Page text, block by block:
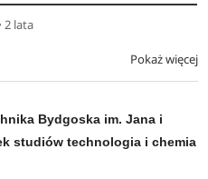
2 lata
Pokaż więcej
Bydgoska im. Jana i
studiów technologia i chemia